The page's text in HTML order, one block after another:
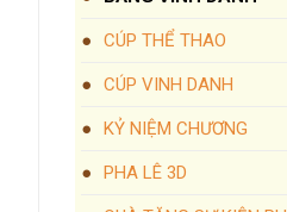
CÚP THỂ THAO
CÚP VINH DANH
KỶ NIỆM CHƯƠNG
PHA LÊ 3D